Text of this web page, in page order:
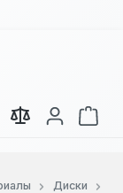
вас есть товары
В
Диски